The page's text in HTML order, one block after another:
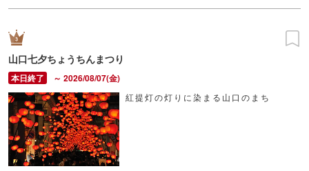
山口七夕ちょうちんまつり
～ 2026/08/07(金)
紅提灯の灯りに染まる山口のまち